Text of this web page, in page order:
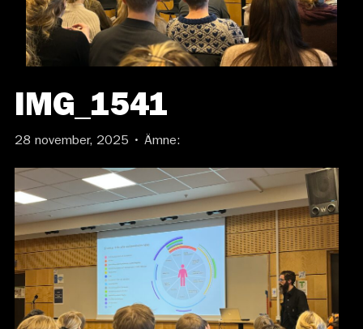
IMG_1541
28 november, 2025 • Ämne: